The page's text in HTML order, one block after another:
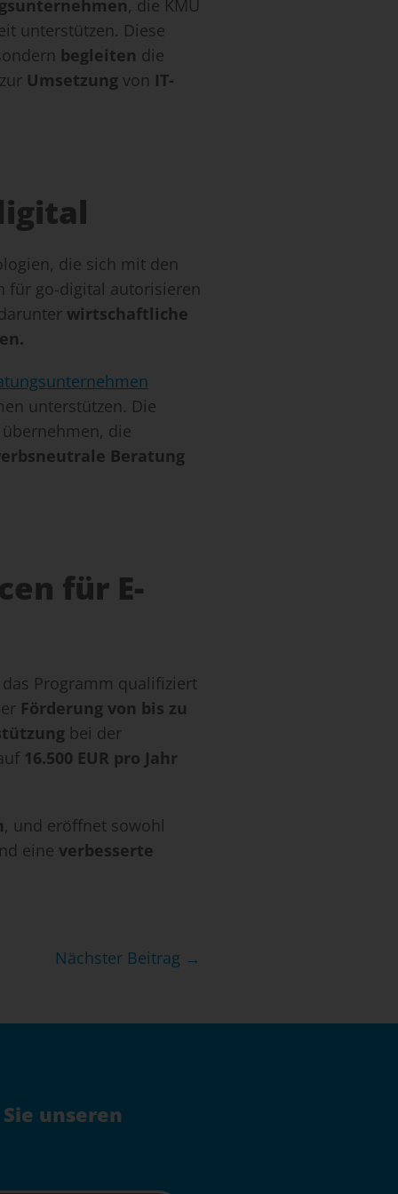
, die KMU
unterstützen. Diese
begleiten die
Umsetzung von IT-
die sich mit den
für go-digital autorisieren
wirtschaftliche
unterstützen. Die
die
Beratung
für E-
Programm qualifiziert
Förderung von bis zu
bei der
16.500 EUR pro Jahr
, und eröffnet sowohl
eine verbesserte
Nächster Beitrag →
unseren